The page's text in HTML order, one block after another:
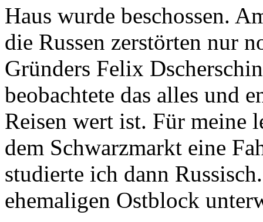
Haus wurde beschossen.
die Russen zerstörten nur
Gründers Felix
beobachtete das alles und
Reisen wert ist. Für meine
dem Schwarzmarkt eine
studierte ich dann
ehemaligen Ostblock